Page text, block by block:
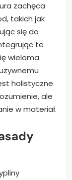
zachęca
takich jak
się do
te
wieloma
holistyczne
ale
w materiał.